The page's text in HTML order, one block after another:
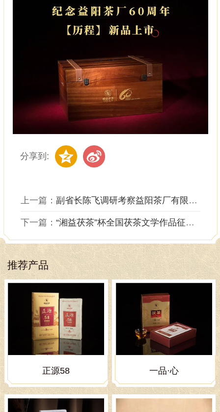
分享到:
上一篇：副省长陈飞调研考察益阳茶厂有限公司
下一篇：“湘益茯茶”杯全国茯茶文学作品征文大赛..
推荐产品
正源58 一品·心